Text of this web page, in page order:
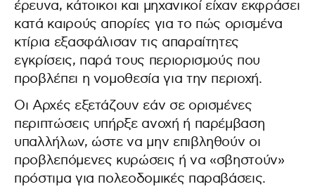
έρευνα, κάτοικοι και μηχανικοί είχαν εκφράσει
κατά καιρούς απορίες για το πώς ορισμένα
κτίρια εξασφάλισαν τις απαραίτητες
εγκρίσεις, παρά τους περιορισμούς που
προβλέπει η νομοθεσία για την περιοχή.
Οι Αρχές εξετάζουν εάν σε ορισμένες
περιπτώσεις υπήρξε ανοχή ή παρέμβαση
υπαλλήλων, ώστε να μην επιβληθούν οι
προβλεπόμενες κυρώσεις ή να «σβηστούν»
πρόστιμα για πολεοδομικές παραβάσεις.